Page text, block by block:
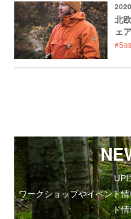
北
ェ
UPI
ワークショップやイベント
ド